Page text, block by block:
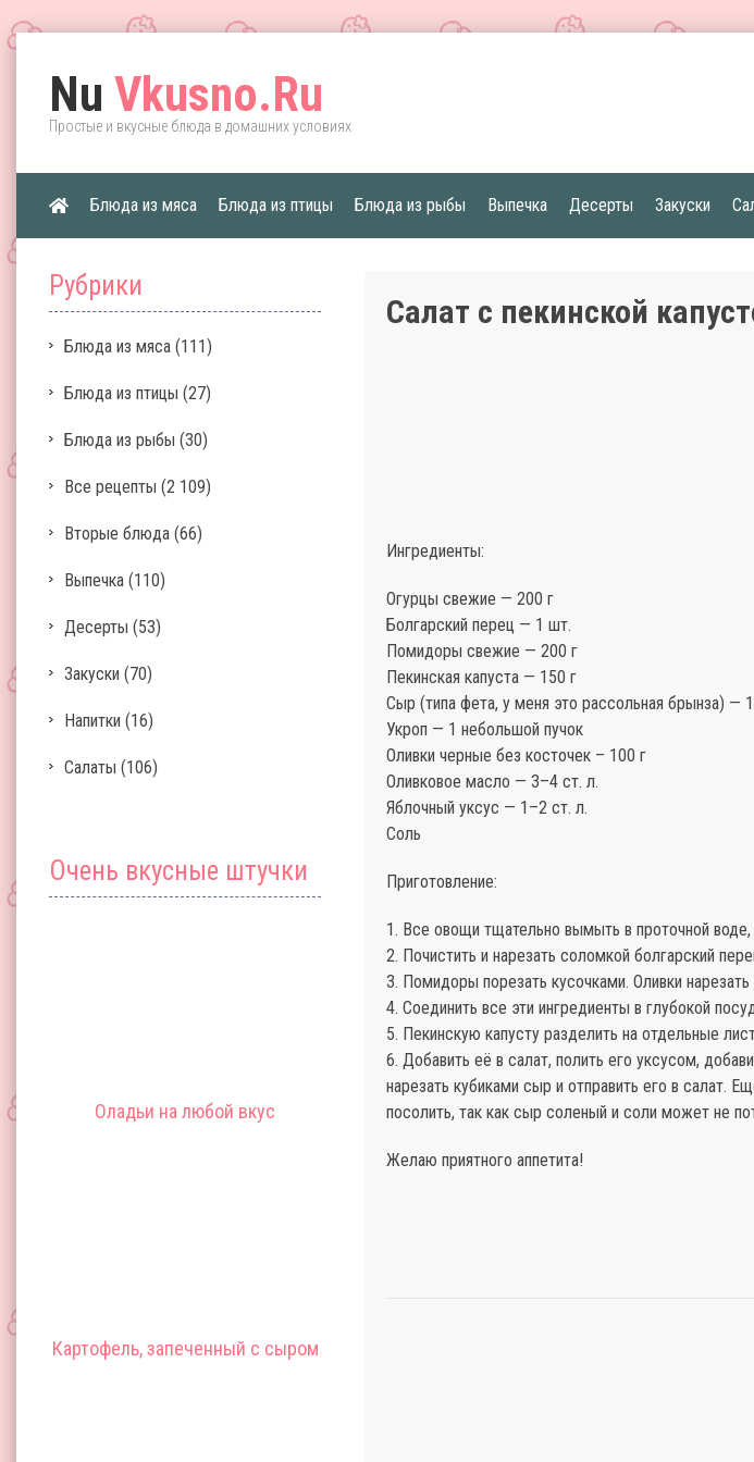
Nu Vkusno.Ru
Простые и вкусные блюда в домашних условиях
Блюда из мяса Блюда из птицы Блюда из рыбы Выпечка Десерты Закуски
Рубрики
Блюда из мяса (111)
Блюда из птицы (27)
Блюда из рыбы (30)
Все рецепты (2 109)
Вторые блюда (66)
Выпечка (110)
Десерты (53)
Закуски (70)
Напитки (16)
Салаты (106)
Очень вкусные штучки
Оладьи на любой вкус
Картофель, запеченный с сыром
Салат с пекинской
Ингредиенты:
Огурцы свежие — 200 г
Болгарский перец — 1 шт.
Помидоры свежие — 200 г
Пекинская капуста — 150 г
Сыр (типа фета, у меня это рассольная брынза) —
Укроп — 1 небольшой пучок
Оливки черные без косточек – 100 г
Оливковое масло — 3–4 ст. л.
Яблочный уксус — 1–2 ст. л.
Соль
Приготовление:
1. Все овощи тщательно вымыть в проточной
2. Почистить и нарезать соломкой болгарский
3. Помидоры порезать кусочками. Оливки
4. Соединить все эти ингредиенты в глубокой
5. Пекинскую капусту разделить на отдельные
6. Добавить её в салат, полить его уксусом,
нарезать кубиками сыр и отправить его в салат.
посолить, так как сыр соленый и соли может не
Желаю приятного аппетита!